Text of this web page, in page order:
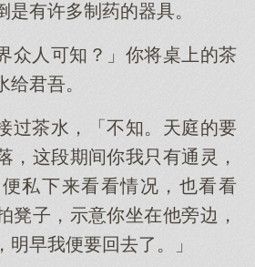
是有许多制药的器具。
众人可知？」你将桌上的茶
君吾。
过茶水，「不知。天庭的要
，这段期间你我只有通灵，
私下来看看情况，也看看
凳子，示意你坐在他旁边，
明早我便要回去了。」